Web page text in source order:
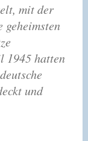
mit der
geheimsten
1945 hatten
und